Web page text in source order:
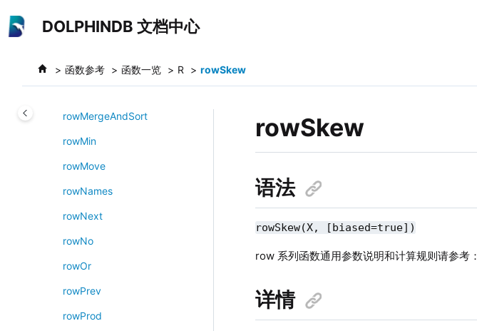
DOLPHINDB 文档中心
函数参考 函数一览 R rowSkew
rowKurtosis
rowMergeAndSort
rowMin
rowMove
rowNames
rowNext
rowNo
rowOr
rowPrev
rowProd
rowSkew
语法
rowSkew(X, [biased=true])
row 系列函数通用参数说明和计算规则请参考：
详情